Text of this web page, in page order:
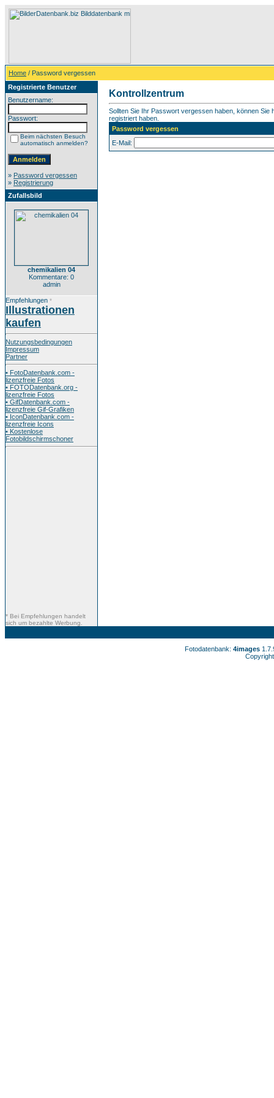
Home / Password vergessen
Registrierte Benutzer
Benutzername:
Passwort:
Beim nächsten Besuch
automatisch anmelden?
» Password vergessen
» Registrierung
Zufallsbild
chemikalien 04
Kommentare: 0
admin
Empfehlungen *
Illustrationen
kaufen
Nutzungsbedingungen
Impressum
Partner
• FotoDatenbank.com -
lizenzfreie Fotos
• FOTODatenbank.org -
lizenzfreie Fotos
• GifDatenbank.com -
lizenzfreie Gif-Grafiken
• IconDatenbank.com -
lizenzfreie Icons
• Kostenlose
Fotobildschirmschoner
* Bei Empfehlungen handelt
sich um bezahlte Werbung.
Kontrollzentrum
Sollten Sie Ihr Passwort vergessen haben, können
registriert haben.
Password vergessen
E-Mail:
Fotodatenbank: 4images